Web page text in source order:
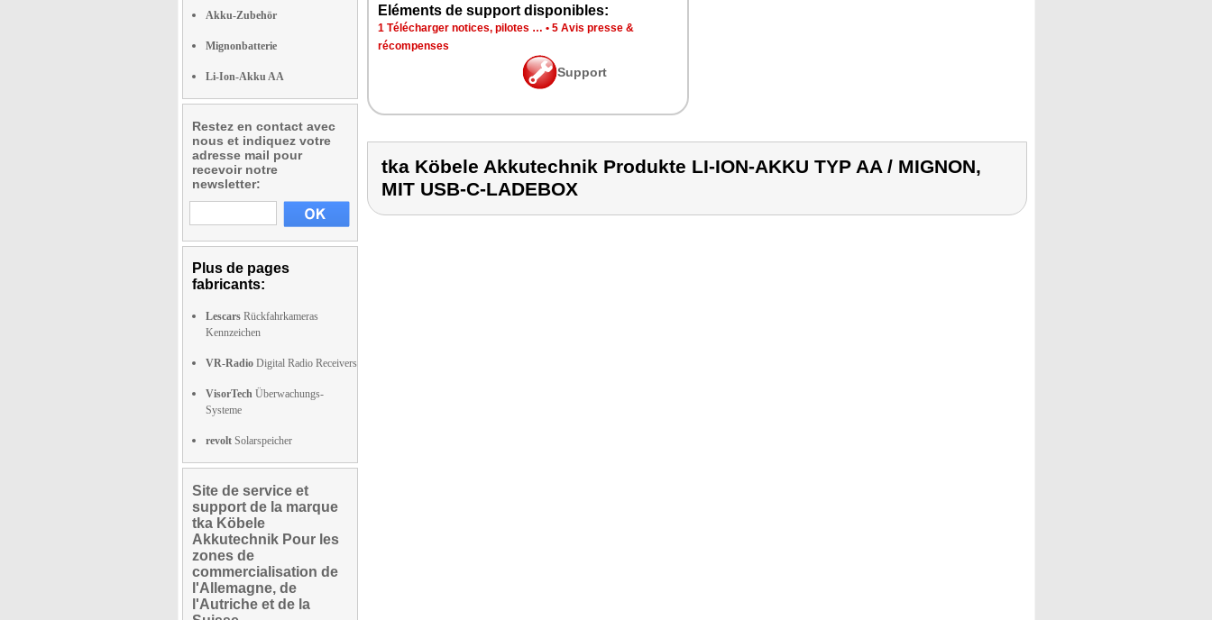
Akku-Zubehör
Mignonbatterie
Li-Ion-Akku AA
Restez en contact avec
nous et indiquez votre
adresse mail pour
recevoir notre
newsletter:
Plus de pages
fabricants:
Lescars Rückfahrkameras
Kennzeichen
VR-Radio Digital Radio Receivers
VisorTech Überwachungs-
Systeme
revolt Solarspeicher
Site de service et
support de la marque
tka Köbele
Akkutechnik Pour les
zones de
commercialisation de
l'Allemagne, de
l'Autriche et de la
Eléments de support disponibles:
1 Télécharger notices, pilotes … • 5 Avis presse &
récompenses
Support
tka Köbele Akkutechnik Produkte LI-ION-AKKU TYP AA / MIGNON,
MIT USB-C-LADEBOX